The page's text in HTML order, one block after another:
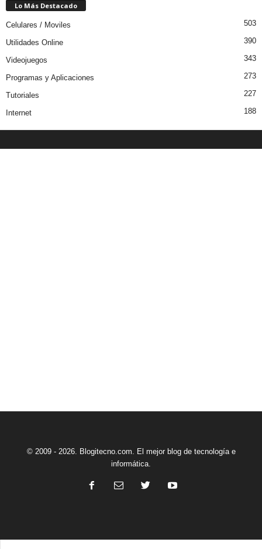
Lo Más Destacado
Celulares / Moviles 503
Utilidades Online 390
Videojuegos 343
Programas y Aplicaciones 273
Tutoriales 227
Internet 188
© 2009 - 2026. Blogitecno.com. El mejor blog de tecnología e
informática.